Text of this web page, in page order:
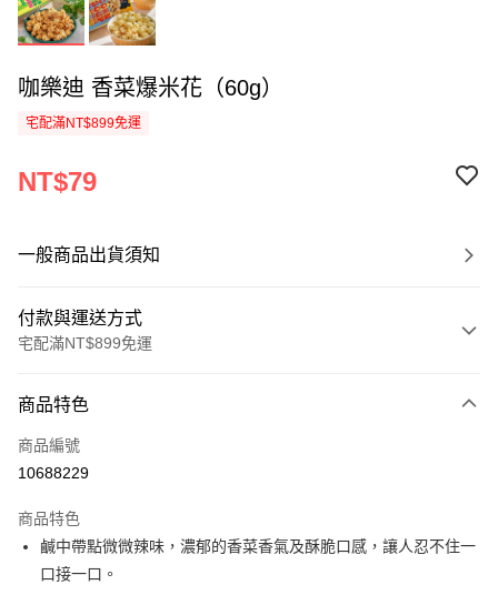
咖樂迪 香菜爆米花（60g）
宅配滿NT$899免運
NT$79
一般商品出貨須知
付款與運送方式
宅配滿NT$899免運
信用卡一次付款
LINE Pay
街口支付
悠遊付
商品特色
商品編號
10688229
商品特色
鹹中帶點微微辣味，濃郁的香菜香氣及酥脆口感，讓人忍不住一
口接一口。